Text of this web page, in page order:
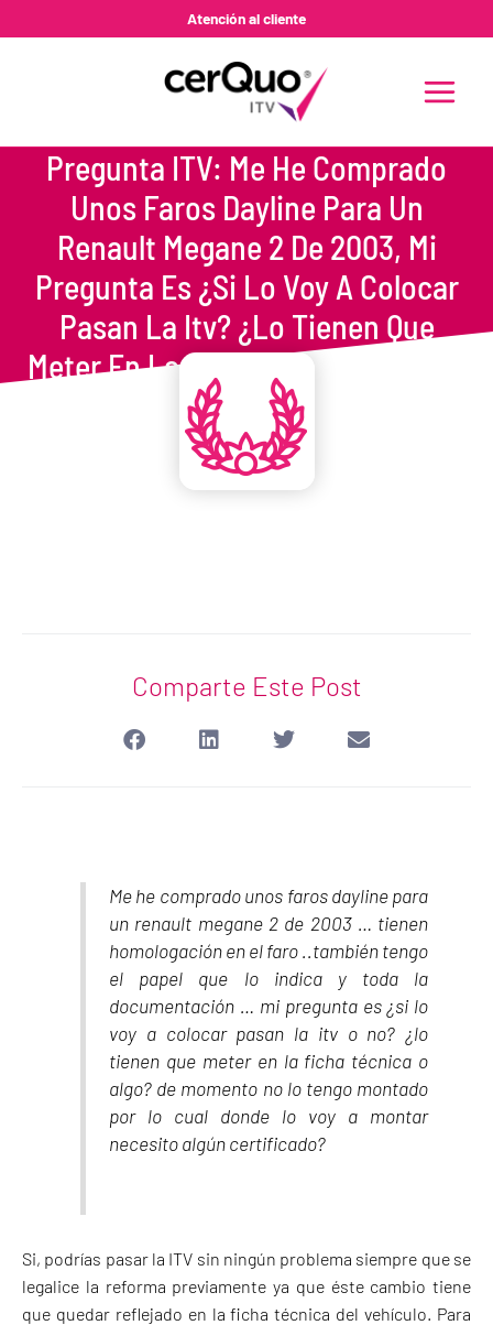
Atención al cliente
MENU
Pregunta ITV: Me He Comprado
Unos Faros Dayline Para Un
Renault Megane 2 De 2003, Mi
Pregunta Es ¿si Lo Voy A Colocar
Pasan La Itv? ¿lo Tienen Que
Meter En La Ficha Técnica O Algo?
Comparte Este Post
Me he comprado unos faros dayline para
un renault megane 2 de 2003 … tienen
homologación en el faro ..también tengo
el papel que lo indica y toda la
documentación … mi pregunta es ¿si lo
voy a colocar pasan la itv o no? ¿lo
tienen que meter en la ficha técnica o
algo? de momento no lo tengo montado
por lo cual donde lo voy a montar
necesito algún certificado?
Si, podrías pasar la ITV sin ningún problema siempre que se
legalice la reforma previamente ya que éste cambio tiene
que quedar reflejado en la ficha técnica del vehículo. Para